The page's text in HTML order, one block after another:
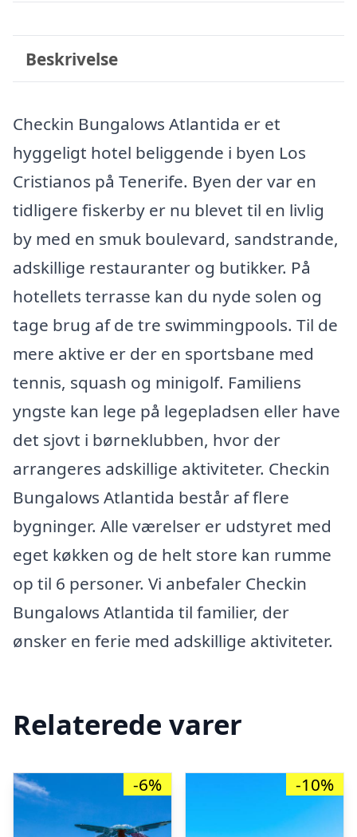
Beskrivelse
Checkin Bungalows Atlantida er et
hyggeligt hotel beliggende i byen Los
Cristianos på Tenerife. Byen der var en
tidligere fiskerby er nu blevet til en livlig
by med en smuk boulevard, sandstrande,
adskillige restauranter og butikker. På
hotellets terrasse kan du nyde solen og
tage brug af de tre swimmingpools. Til de
mere aktive er der en sportsbane med
tennis, squash og minigolf. Familiens
yngste kan lege på legepladsen eller have
det sjovt i børneklubben, hvor der
arrangeres adskillige aktiviteter. Checkin
Bungalows Atlantida består af flere
bygninger. Alle værelser er udstyret med
eget køkken og de helt store kan rumme
op til 6 personer. Vi anbefaler Checkin
Bungalows Atlantida til familier, der
ønsker en ferie med adskillige aktiviteter.
Relaterede varer
-6% -10%